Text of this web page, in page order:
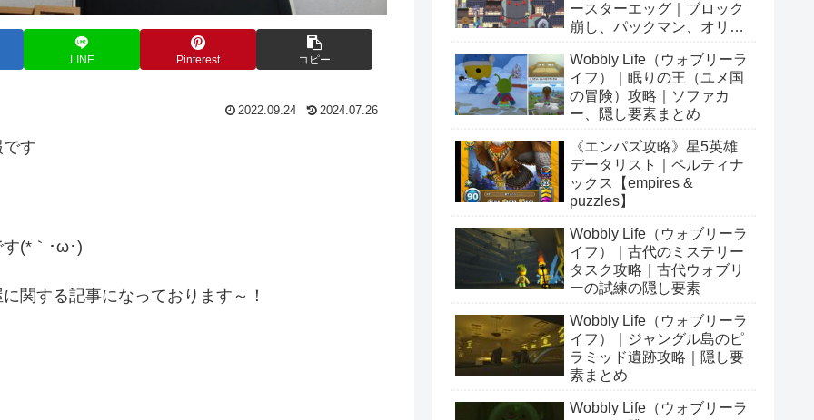
LINE Pinterest コピー
2022.09.24 2024.07.26
す
(*｀･ω･)ゞ
関する記事になっております～！
ースターエッグ｜ブロック
崩し、パックマン、オリン
Wobbly Life（ウォブリーラ
イフ）｜眠りの王（ユメ国
の冒険）攻略｜ソファカ
ー、隠し要素まとめ
《エンパズ攻略》星5英雄
データリスト｜ペルティナ
ックス【empires &
puzzles】
Wobbly Life（ウォブリーラ
イフ）｜古代のミステリー
タスク攻略｜古代ウォブリ
ーの試練の隠し要素
Wobbly Life（ウォブリーラ
イフ）｜ジャングル島のピ
ラミッド遺跡攻略｜隠し要
素まとめ
Wobbly Life（ウォブリーラ